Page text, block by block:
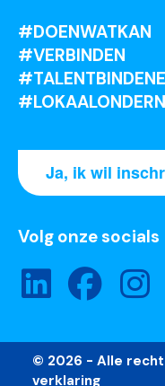
#DOENWATKAN
#VERBINDEN
Ja, ik wil
Volg onze socials
© 2026 - Alle
verklaring